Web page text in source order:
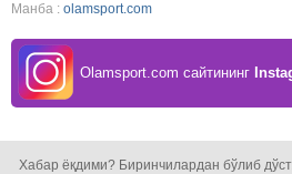
Манба : olamsport.com
Olamsport.com сайтининг
Хабар ёқдими? Биринчилардан бўлиб